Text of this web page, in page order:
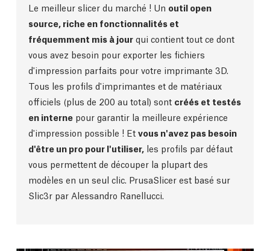
Le meilleur slicer du marché ! Un outil open
source, riche en fonctionnalités et
fréquemment mis à jour qui contient tout ce dont
vous avez besoin pour exporter les fichiers
d'impression parfaits pour votre imprimante 3D.
Tous les profils d'imprimantes et de matériaux
officiels (plus de 200 au total) sont créés et testés
en interne pour garantir la meilleure expérience
d'impression possible ! Et vous n'avez pas besoin
d'être un pro pour l'utiliser, les profils par défaut
vous permettent de découper la plupart des
modèles en un seul clic. PrusaSlicer est basé sur
Slic3r par Alessandro Ranellucci.